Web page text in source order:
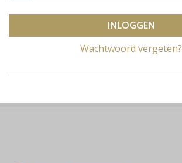
INLOGGEN
Wachtwoord vergeten?